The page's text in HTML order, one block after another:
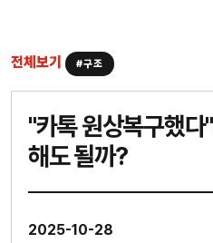
전체보기 #구조
"카톡 원상복구했
해도 될까?
2025-10-28